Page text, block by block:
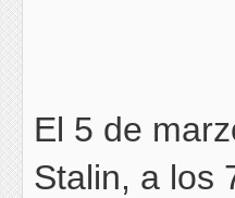
El 5 de
Stalin, a los